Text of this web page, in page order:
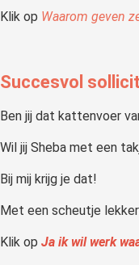
Klik op Waarom geven
Succesvol
Ben jij dat kattenvoer
Wil jij Sheba met een
Bij mij krijg je dat!
Met een scheutje
Klik op Ja ik wil werk